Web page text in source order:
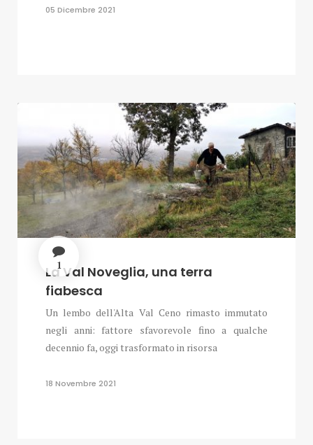
05 Dicembre 2021
1
La Val Noveglia, una terra
fiabesca
Un lembo dell'Alta Val Ceno rimasto immutato
negli anni: fattore sfavorevole fino a qualche
decennio fa, oggi trasformato in risorsa
18 Novembre 2021